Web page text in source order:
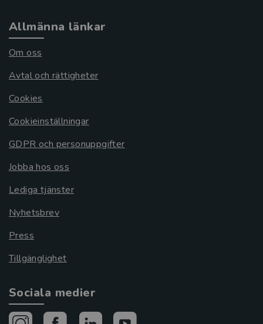
Allmänna länkar
Om oss
Avtal och rättigheter
Cookies
Cookieinställningar
GDPR och personuppgifter
Jobba hos oss
Lediga tjänster
Nyhetsbrev
Press
Tillgänglighet
Sociala medier